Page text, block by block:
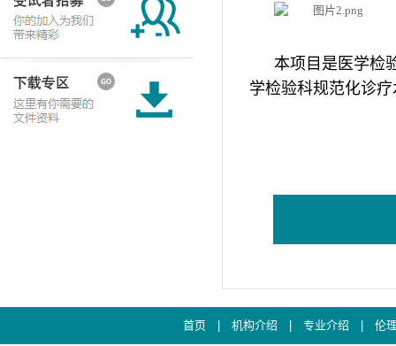
本项目是医学检
学检验科规范化诊
首页| 机构介绍 专业介绍 伦